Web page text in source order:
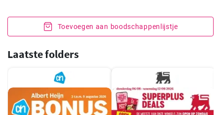
Toevoegen aan boodschappenlijstje
Laatste folders